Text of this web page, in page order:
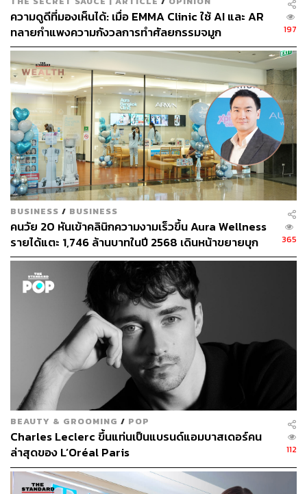
จู่ๆ มาเป็นหมอสายความงามได้อย่างไร
หมอออย: ต้องบอกก่อนว่าปกติแล้วการเรียนหมอมันไม่ใช่ว่า
เรียนไปแล้วเราจะรู้ว่าเราจะจบมาเป็นอะไรนะคะ ในระหว่าง
ที่เราเรียนไปทุกๆ ชั้นปี เราก็จะเริ่มค่อยๆ เห็นการเปลี่ยนแปลง
คือช่วงประมาณปี 4, ปี 5, ปี 6 ที่จะเริ่มเห็นแล้วว่าหมอแต่ละ
วอร์ดหรือหมอแต่ละวิชาชีพ เขาทำอะไรบ้าง
ตอนนั้นมีโอกาสได้ไปเรียนแผนกผิวหนัง จะบอกว่าแผนก
ผิวหนังความรู้สึกเหมือนเราเล่นจับผู้ร้าย มันจะต้องหาทริก
หาคำใบ้โดยการไม่ต้องซักถาม มองปุ๊บ เอ๊ะ หน้าตาผื่นแบบนี้
มีลักษณะแบบนี้ มีองค์ประกอบแบบนี้ เรานึกถึงอะไร ตอนนั้น
ก็เลยรู้สึกว่า โอ้โห คนไหนที่ช่างสังเกต ช่างทาย ช่างเดา แล้ว
ก็มีประสบการณ์มาก่อน มันก็อาจจะเดาถูก แล้วพอเดาถูกก็
เฮ้ย เจ๋งอะ
เป็นส่วนหนึ่งที่ทำให้รู้สึกอินด้วย
ความดูดีที่มองเห็นได้: เมื่อ EMMA Clinic ใช้ AI และ AR
ทลายกำแพงความกังวลการทำศัลยกรรมจมูก
197
BUSINESS / BUSINESS
คนวัย 20 หันเข้าคลินิกความงามเร็วขึ้น Aura Wellness
รายได้แตะ 1,746 ล้านบาทในปี 2568 เดินหน้าขยายบุก
อุดรธานีและขอนแก่น
365
BEAUTY & GROOMING / POP
Charles Leclerc ขึ้นแท่นเป็นแบรนด์แอมบาสเดอร์คน
ล่าสุดของ L’Oréal Paris
112